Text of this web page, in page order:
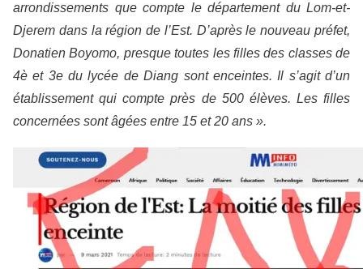
arrondissements que compte le département du Lom-et-
Djerem dans la région de l’Est. D’après le nouveau préfet,
Donatien Boyomo, presque toutes les filles des classes de
4è et 3edu lycée de Diang sont enceintes. Il s’agit d’un
établissement qui compte près de 500 élèves. Les filles
concernées sont âgées entre 15 et 20 ans ».